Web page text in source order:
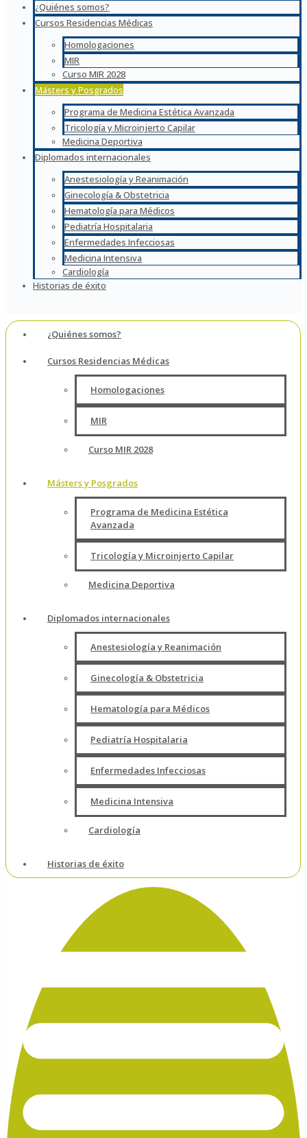
¿Quiénes somos?
Cursos Residencias Médicas
Homologaciones
MIR
Curso MIR 2028
Másters y Posgrados
Programa de Medicina Estética Avanzada
Tricología y Microinjerto Capilar
Medicina Deportiva
Diplomados internacionales
Anestesiología y Reanimación
Ginecología & Obstetricia
Hematología para Médicos
Pediatría Hospitalaria
Enfermedades Infecciosas
Medicina Intensiva
Cardiología
Historias de éxito
¿Quiénes somos?
Cursos Residencias Médicas
Homologaciones
MIR
Curso MIR 2028
Másters y Posgrados
Programa de Medicina Estética
Avanzada
Tricología y Microinjerto Capilar
Medicina Deportiva
Diplomados internacionales
Anestesiología y Reanimación
Ginecología & Obstetricia
Hematología para Médicos
Pediatría Hospitalaria
Enfermedades Infecciosas
Medicina Intensiva
Cardiología
Historias de éxito